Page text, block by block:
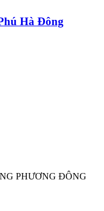
Hà Đông
PHƯƠNG ĐÔNG